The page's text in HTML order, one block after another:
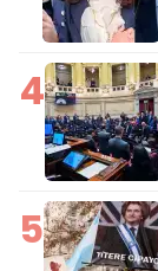
4
5